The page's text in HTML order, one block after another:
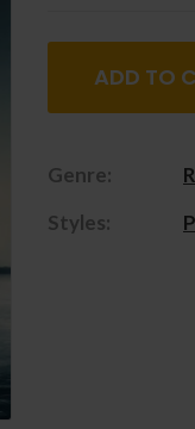
ADD TO
Genre:
Styles: